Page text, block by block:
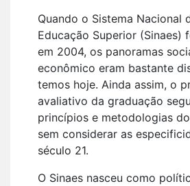
Quando o Sistema Nacional
Educação Superior (Sinaes)
em 2004, os panoramas
econômico eram bastante
temos hoje. Ainda assim, o
avaliativo da graduação
princípios e metodologias
sem considerar as
século 21.
O Sinaes nasceu como